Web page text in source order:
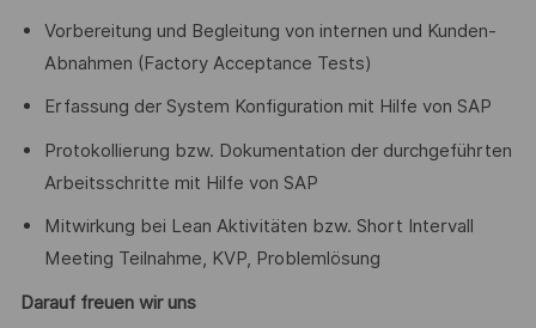
Vorbereitung und Begleitung von internen und Kunden-
Abnahmen (Factory Acceptance Tests)
Erfassung der System Konfiguration mit Hilfe von SAP
Protokollierung bzw. Dokumentation der durchgeführten
Arbeitsschritte mit Hilfe von SAP
Mitwirkung bei Lean Aktivitäten bzw. Short Intervall
Meeting Teilnahme, KVP, Problemlösung
Darauf freuen wir uns